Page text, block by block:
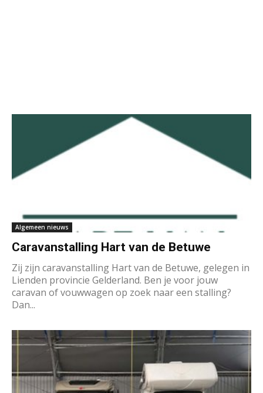
Algemeen nieuws
Caravanstalling Hart van de Betuwe
Zij zijn caravanstalling Hart van de Betuwe, gelegen in
Lienden provincie Gelderland. Ben je voor jouw
caravan of vouwwagen op zoek naar een stalling?
Dan...